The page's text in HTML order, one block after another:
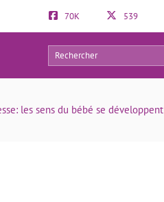
70K 539
0 0
les sens du bébé se développent